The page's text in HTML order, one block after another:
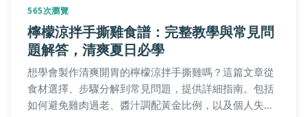
1204次瀏覽
鳥為什麼會叫？深度解析鳥類鳴叫原因與
科學秘密
想知道鳥為什麼會叫嗎？本文從科學角度深入探討鳥類
鳴叫的各種原因，包括溝通、求偶、防禦等，並提供台